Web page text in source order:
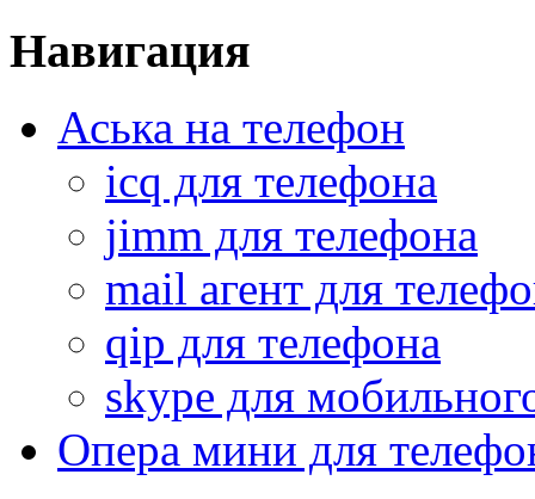
Навигация
Аська на телефон
icq для телефона
jimm для телефона
mail агент для
qip для телефона
skype для
Опера мини для